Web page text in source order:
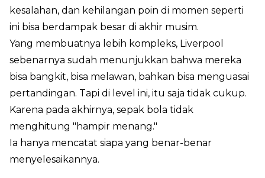
kesalahan, dan kehilangan poin di momen seperti
ini bisa berdampak besar di akhir musim.
Yang membuatnya lebih kompleks, Liverpool
sebenarnya sudah menunjukkan bahwa mereka
bisa bangkit, bisa melawan, bahkan bisa menguasai
pertandingan. Tapi di level ini, itu saja tidak cukup.
Karena pada akhirnya, sepak bola tidak
menghitung "hampir menang."
Ia hanya mencatat siapa yang benar-benar
menyelesaikannya.